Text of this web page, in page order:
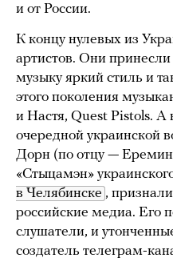
и от России.
К концу нулевых из
артистов. Они
музыку яркий стиль и
этого поколения
и Настя, Quest Pistols.
очередной украинской
Дорн (по отцу —
«Стыцамэн»
в Челябинске ,
российские медиа. Его
слушатели, и
создатель телеграм-